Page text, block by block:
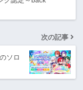
次の記事
ソロ